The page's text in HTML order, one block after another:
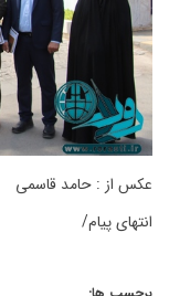
عکس از : حامد قاسمی
انتهای پیام/